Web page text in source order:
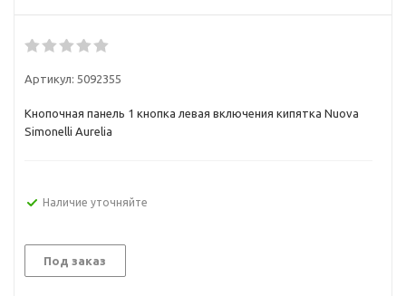
Артикул: 5092355
Кнопочная панель 1 кнопка левая включения кипятка Nuova
Simonelli Aurelia
Наличие уточняйте
Под заказ